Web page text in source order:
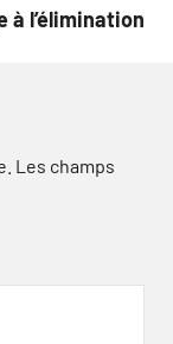
à l’élimination
Les champs